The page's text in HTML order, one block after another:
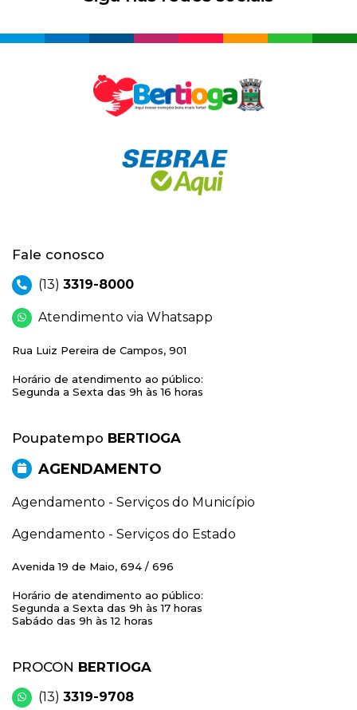
Fale conosco
(13) 3319-8000
Atendimento via Whatsapp
Rua Luiz Pereira de Campos, 901
Horário de atendimento ao público:
Segunda a Sexta das 9h às 16 horas
Poupatempo BERTIOGA
AGENDAMENTO
Agendamento - Serviços do Município
Agendamento - Serviços do Estado
Avenida 19 de Maio, 694 / 696
Horário de atendimento ao público:
Segunda a Sexta das 9h às 17 horas
Sabádo das 9h às 12 horas
PROCON BERTIOGA
(13) 3319-9708